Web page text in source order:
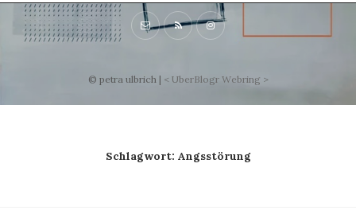
© petra ulbrich | < UberBlogr Webring >
Schlagwort: Angsstörung